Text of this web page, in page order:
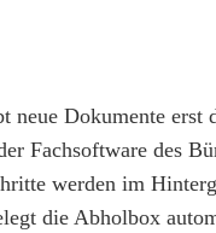
Dokumente erst
Fachsoftware des
werden im
die Abholbox